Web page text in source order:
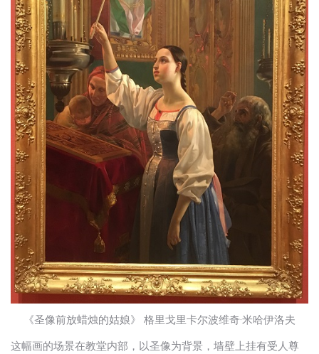
《圣像前放蜡烛的姑娘》 格里戈里卡尔波维奇·米哈伊洛夫
这幅画的场景在教堂内部，以圣像为背景，墙壁上挂有受人尊